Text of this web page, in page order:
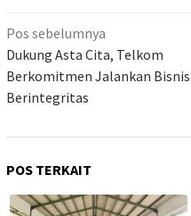
Navigasi
pos
Pos sebelumnya
Dukung Asta Cita, Telkom
Berkomitmen Jalankan Bisnis
Berintegritas
POS TERKAIT